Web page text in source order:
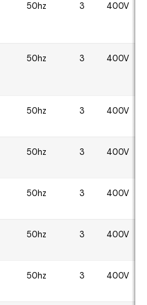
50hz 3 400V
50hz 3 400V
50hz 3 400V
50hz 3 400V
50hz 3 400V
50hz 3 400V
50hz 3 400V